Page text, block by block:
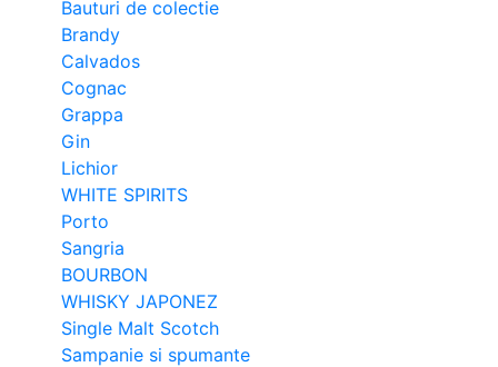
Bauturi de colectie
Brandy
Calvados
Cognac
Grappa
Gin
Lichior
WHITE SPIRITS
Porto
Sangria
BOURBON
WHISKY JAPONEZ
Single Malt Scotch
Sampanie si spumante